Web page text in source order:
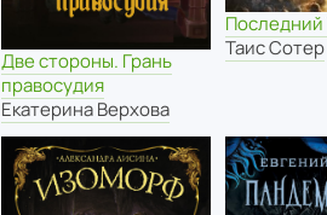
Две стороны. Грань
правосудия
Екатерина Верхова
Таис Сотер